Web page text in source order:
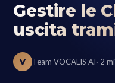
Gestire le
uscita
V Team VOCALIS AI· 2